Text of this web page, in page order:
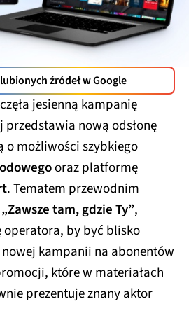
źródeł w Google
jesienną kampanię
nową odsłonę
o możliwości szybkiego
oraz platformę
. Tematem przewodnim
„Zawsze tam, gdzie Ty”,
by być blisko
kampanii na abonentów
które w materiałach
prezentuje znany aktor